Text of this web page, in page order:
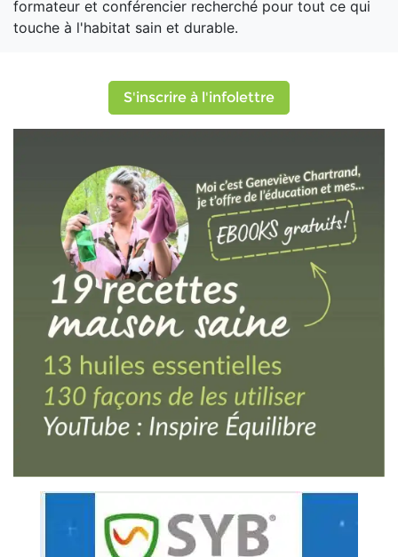
formateur et conférencier recherché pour tout ce qui
touche à l'habitat sain et durable.
S'inscrire à l'infolettre